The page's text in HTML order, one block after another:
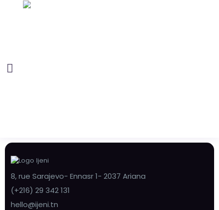
8, rue Sarajevo- Ennasr 1- 2037 Ariana
(+216) 29 342 131
hello@ijeni.tn